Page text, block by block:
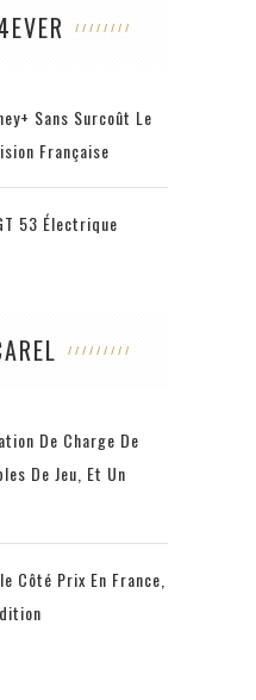
Sans Surcoût Le
Française
53 Électrique
De Charge De
De Jeu, Et Un
Côté Prix En France,